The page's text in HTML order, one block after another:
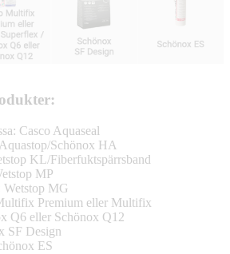
Casco Aquaseal
Schönox HA
KL/Fiberfuktspärrsband
MP
Wetstop MG
Premium eller Multifix
Q6 eller Schönox Q12
SF Design
ES